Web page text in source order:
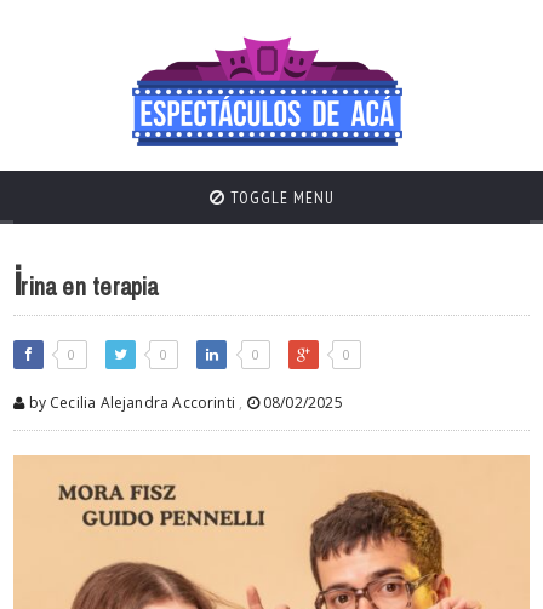
TOGGLE MENU
irina en terapia
0 0 0 0
by Cecilia Alejandra Accorinti , 08/02/2025